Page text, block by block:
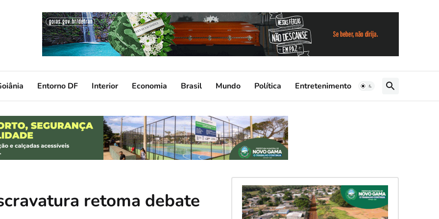
Entorno DF Interior Economia Brasil Mundo Política Entretenimento
retoma debate